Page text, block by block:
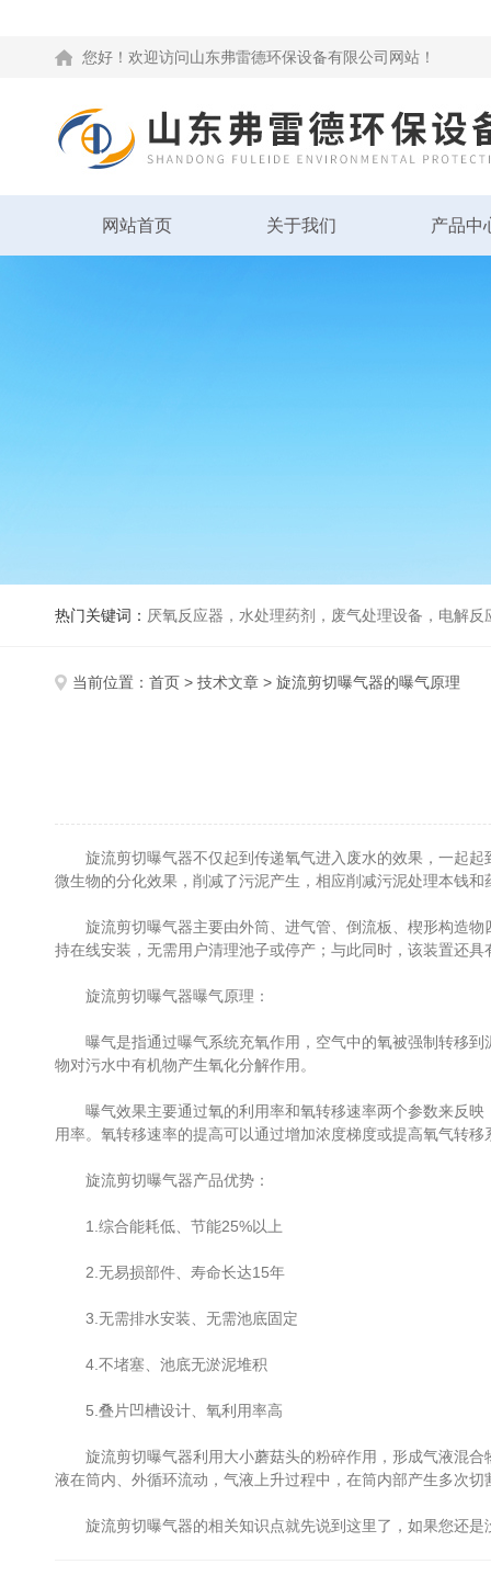
您好！欢迎访问山东弗雷德环保设备有限公司网站！
网站首页 关于我们 产品中
热门关键词： 厌氧反应器，水处理药剂，废气处理设备，电解
当前位置： 首页 > 技术文章 > 旋流剪切曝气器的曝气原理
旋流剪切曝气器不仅起到传递氧气进入废水的效果，一起起
微生物的分化效果，削减了污泥产生，相应削减污泥处理本钱
旋流剪切曝气器主要由外筒、进气管、倒流板、楔形构造物
持在线安装，无需用户清理池子或停产；与此同时，该装置还
旋流剪切曝气器曝气原理：
曝气是指通过曝气系统充氧作用，空气中的氧被强制转移到
物对污水中有机物产生氧化分解作用。
曝气效果主要通过氧的利用率和氧转移速率两个参数来反映
用率。氧转移速率的提高可以通过增加浓度梯度或提高氧气转移
旋流剪切曝气器产品优势：
1.综合能耗低、节能25%以上
2.无易损部件、寿命长达15年
3.无需排水安装、无需池底固定
4.不堵塞、池底无淤泥堆积
5.叠片凹槽设计、氧利用率高
旋流剪切曝气器利用大小蘑菇头的粉碎作用，形成气液混合
液在筒内、外循环流动，气液上升过程中，在筒内部产生多次
旋流剪切曝气器的相关知识点就先说到这里了，如果您还是